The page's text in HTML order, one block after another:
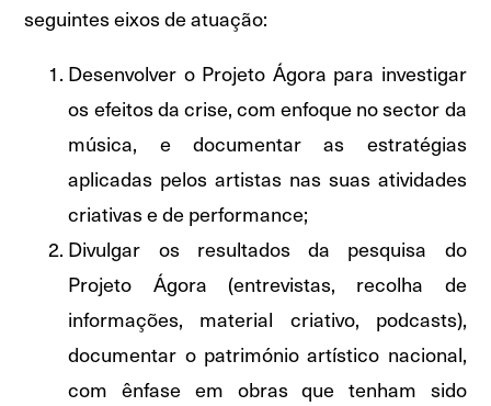
seguintes eixos de atuação:
Desenvolver o Projeto Ágora para investigar
os efeitos da crise, com enfoque no sector da
música, e documentar as estratégias
aplicadas pelos artistas nas suas atividades
criativas e de performance;
Divulgar os resultados da pesquisa do
Projeto Ágora (entrevistas, recolha de
informações, material criativo, podcasts),
documentar o património artístico nacional,
com ênfase em obras que tenham sido